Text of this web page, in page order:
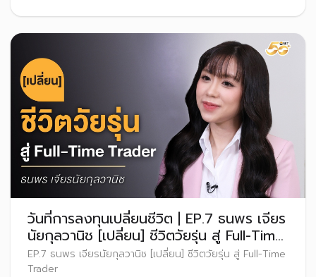
วันที่การลงทุนเปลี่ยนชีวิต | EP.7 ธนพร เจียร
นัยกุลวานิช [เปลี่ยน] ชีวิตวัยรุ่น สู่ Full-Time
Trader
EP.7 ธนพร เจียรนัยกุลวานิช [เปลี่ยน] ชีวิตวัยรุ่น สู่ Full-Time
Trader